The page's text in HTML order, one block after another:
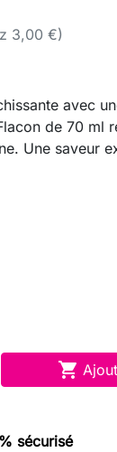
3,00 €)
avec
de 70 ml
Une saveur

sécurisé